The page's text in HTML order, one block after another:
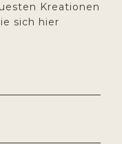
Kreationen
sich hier